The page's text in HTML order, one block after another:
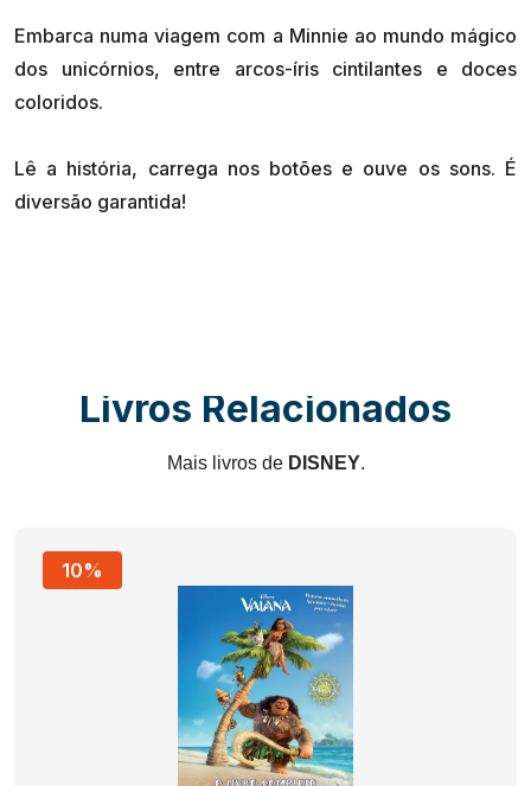
Embarca numa viagem com a Minnie ao mundo mágico
dos unicórnios, entre arcos-íris cintilantes e doces
coloridos.
Lê a história, carrega nos botões e ouve os sons. É
Livros Relacionados
Mais livros de DISNEY.
10%